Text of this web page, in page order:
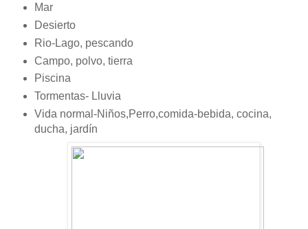
Mar
Desierto
Rio-Lago, pescando
Campo, polvo, tierra
Piscina
Tormentas- Lluvia
Vida normal-Niños,Perro,comida-bebida, cocina,
ducha, jardín